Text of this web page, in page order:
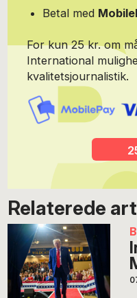
hædersbevisninger.
Betal med
For kun 25 kr. om
International
kvalitetsjournalistik.
Relaterede